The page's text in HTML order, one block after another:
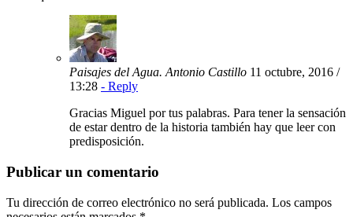
Paisajes del Agua. Antonio Castillo 11 octubre, 2016 /
13:28 - Reply
Gracias Miguel por tus palabras. Para tener la sensación
de estar dentro de la historia también hay que leer con
predisposición.
Publicar un comentario
Tu dirección de correo electrónico no será publicada. Los campos